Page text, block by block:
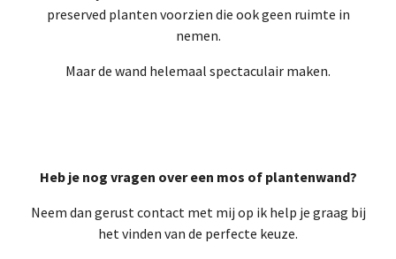
preserved planten voorzien die ook geen ruimte in
nemen.
Maar de wand helemaal spectaculair maken.
Heb je nog vragen over een mos of plantenwand?
Neem dan gerust contact met mij op ik help je graag bij
het vinden van de perfecte keuze.